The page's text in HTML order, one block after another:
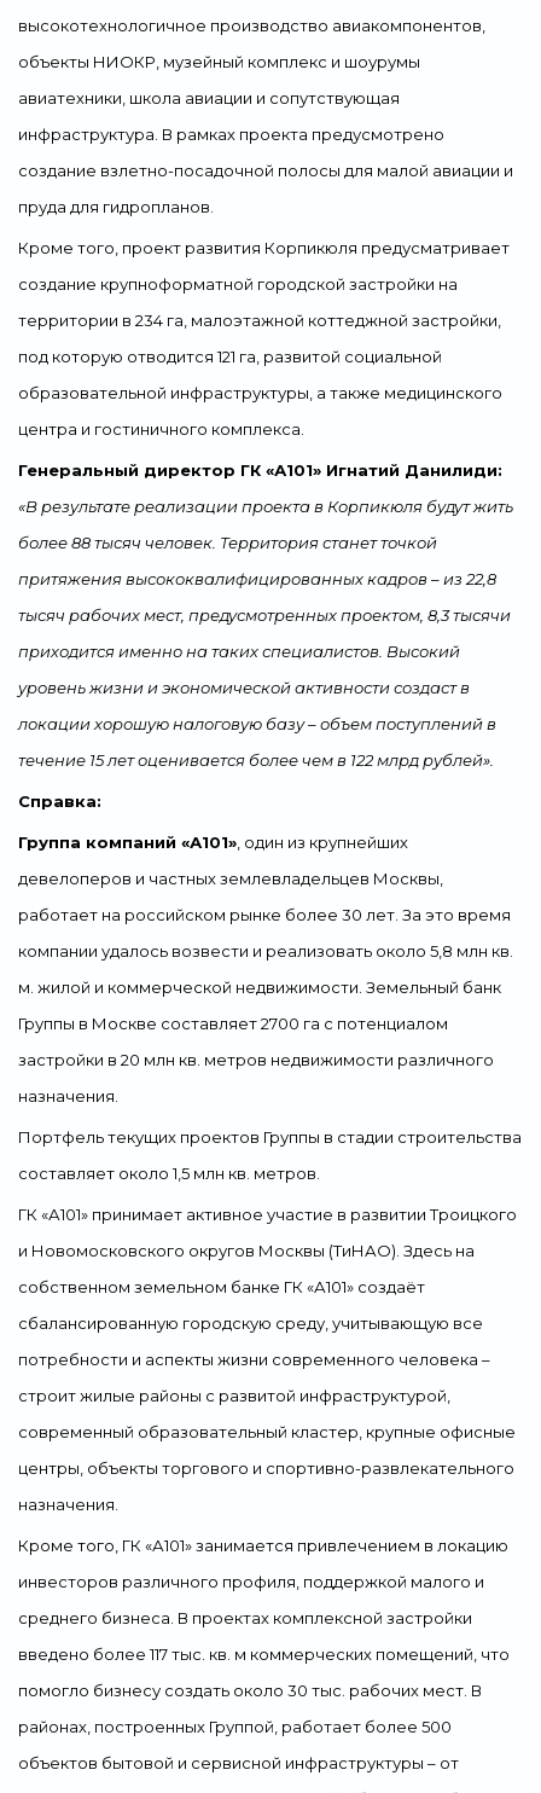
высокотехнологичное производство авиакомпонентов,
объекты НИОКР, музейный комплекс и шоурумы
авиатехники, школа авиации и сопутствующая
инфраструктура. В рамках проекта предусмотрено
создание взлетно-посадочной полосы для малой авиации и
пруда для гидропланов.
Кроме того, проект развития Корпикюля предусматривает
создание крупноформатной городской застройки на
территории в 234 га, малоэтажной коттеджной застройки,
под которую отводится 121 га, развитой социальной
образовательной инфраструктуры, а также медицинского
центра и гостиничного комплекса.
Генеральный директор ГК «А101» Игнатий Данилиди:
«В результате реализации проекта в Корпикюля будут жить
более 88 тысяч человек. Территория станет точкой
притяжения высококвалифицированных кадров – из 22,8
тысяч рабочих мест, предусмотренных проектом, 8,3 тысячи
приходится именно на таких специалистов. Высокий
уровень жизни и экономической активности создаст в
локации хорошую налоговую базу – объем поступлений в
течение 15 лет оценивается более чем в 122 млрд рублей».
Справка:
Группа компаний «А101» , один из крупнейших
девелоперов и частных землевладельцев Москвы,
работает на российском рынке более 30 лет. За это время
компании удалось возвести и реализовать около 5,8 млн кв.
м. жилой и коммерческой недвижимости. Земельный банк
Группы в Москве составляет 2700 га с потенциалом
застройки в 20 млн кв. метров недвижимости различного
назначения.
Портфель текущих проектов Группы в стадии строительства
составляет около 1,5 млн кв. метров.
ГК «А101» принимает активное участие в развитии Троицкого
и Новомосковского округов Москвы (ТиНАО). Здесь на
собственном земельном банке ГК «А101» создаёт
сбалансированную городскую среду, учитывающую все
потребности и аспекты жизни современного человека –
строит жилые районы с развитой инфраструктурой,
современный образовательный кластер, крупные офисные
центры, объекты торгового и спортивно-развлекательного
назначения.
Кроме того, ГК «А101» занимается привлечением в локацию
инвесторов различного профиля, поддержкой малого и
среднего бизнеса. В проектах комплексной застройки
введено более 117 тыс. кв. м коммерческих помещений, что
помогло бизнесу создать около 30 тыс. рабочих мест. В
районах, построенных Группой, работает более 500
объектов бытовой и сервисной инфраструктуры – от